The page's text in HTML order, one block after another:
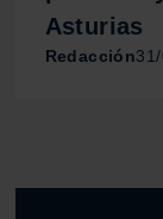
Asturias
Redacción